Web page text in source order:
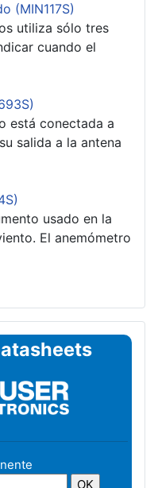
(MIN117S)
utiliza sólo tres
cuando el
está conectada a
salida a la antena
usado en la
El anemómetro